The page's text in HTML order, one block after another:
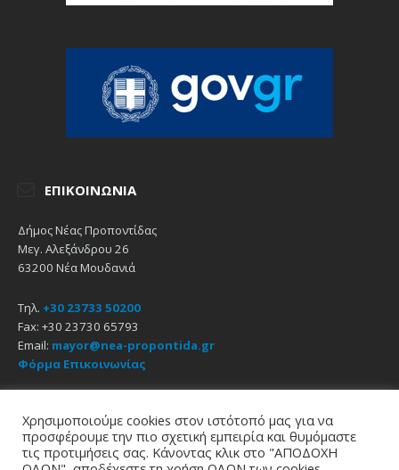
ΕΠΙΚΟΙΝΩΝΊΑ
Δήμος Νέας Προποντίδας
Μεγ. Αλεξάνδρου 26
63200 Νέα Μουδανιά
Τηλ. +30 23733 50200
Fax: +30 23730 65793
Email: mayor@nea-propontida.gr
Φόρμα Επικοινωνίας
EmailFacebookYouTube
Χρησιμοποιούμε cookies στον ιστότοπό μας για να
προσφέρουμε την πιο σχετική εμπειρία και θυμόμαστε
τις προτιμήσεις σας. Κάνοντας κλικ στο "ΑΠΟΔΟΧΗ